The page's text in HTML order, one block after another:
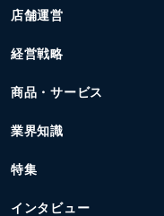
店舗運営
経営戦略
商品・サービス
業界知識
特集
インタビュー